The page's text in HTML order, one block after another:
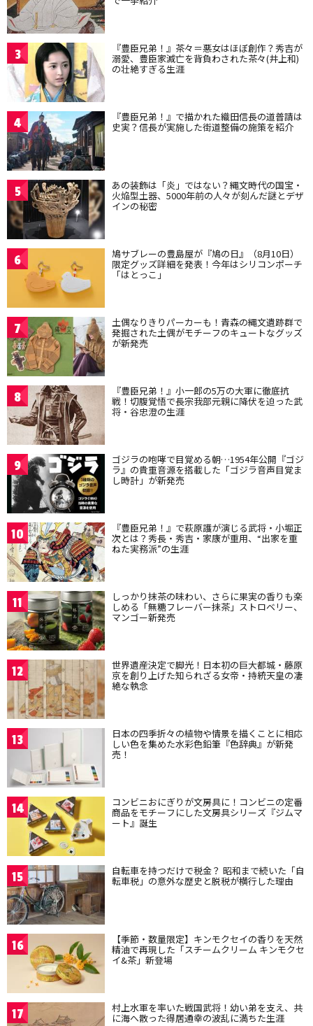
3 『豊臣兄弟！』茶々＝悪女はほぼ創作？秀吉が
溺愛、豊臣家滅亡を背負わされた茶々(井上和)
の壮絶すぎる生涯
4 『豊臣兄弟！』で描かれた織田信長の道普請は
史実？信長が実施した街道整備の施策を紹介
5 あの装飾は「炎」ではない？縄文時代の国宝・
火焔型土器、5000年前の人々が刻んだ謎とデザ
インの秘密
6 鳩サブレーの豊島屋が『鳩の日』（8月10日）
限定グッズ詳細を発表！今年はシリコンポーチ
「はとっこ」
7 土偶なりきりパーカーも！青森の縄文遺跡群で
発掘された土偶がモチーフのキュートなグッズ
が新発売
8 『豊臣兄弟！』小一郎の5万の大軍に徹底抗
戦！切腹覚悟で長宗我部元親に降伏を迫った武
将・谷忠澄の生涯
9 ゴジラの咆哮で目覚める朝…1954年公開『ゴジ
ラ』の貴重音源を搭載した「ゴジラ音声目覚ま
し時計」が新発売
10 『豊臣兄弟！』で萩原護が演じる武将・小堀正
次とは？秀長・秀吉・家康が重用、“出家を重
ねた実務派”の生涯
11 しっかり抹茶の味わい、さらに果実の香りも楽
しめる「無糖フレーバー抹茶」ストロベリー、
マンゴー新発売
12 世界遺産決定で脚光！日本初の巨大都城・藤原
京を創り上げた知られざる女帝・持統天皇の凄
絶な執念
13 日本の四季折々の植物や情景を描くことに相応
しい色を集めた水彩色鉛筆『色辞典』が新発
売！
14 コンビニおにぎりが文房具に！コンビニの定番
商品をモチーフにした文房具シリーズ『ジムマ
ート』誕生
15 自転車を持つだけで税金？ 昭和まで続いた「自
転車税」の意外な歴史と脱税が横行した理由
16 【季節・数量限定】キンモクセイの香りを天然
精油で再現した「スチームクリーム キンモクセ
イ&茶」新登場
17 村上水軍を率いた戦国武将！幼い弟を支え、共
に海へ散った得居通幸の波乱に満ちた生涯